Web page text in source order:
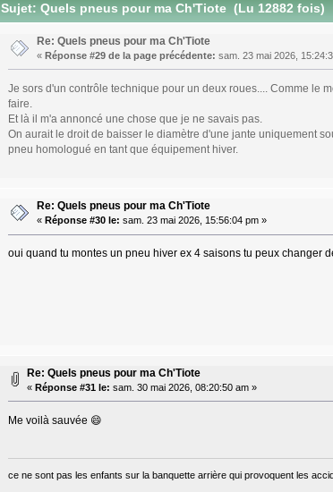
Sujet: Quels pneus pour ma Ch'Tiote (Lu 12882 fois)
Re: Quels pneus pour ma Ch'Tiote
« Réponse #29 de la page précédente: sam. 23 mai 2026,
Je sors d'un contrôle technique pour un deux roues.... Comme le
faire.
Et là il m'a annoncé une chose que je ne savais pas.
On aurait le droit de baisser le diamètre d'une jante uniquement
pneu homologué en tant que équipement hiver.
Re: Quels pneus pour ma Ch'Tiote
« Réponse #30 le: sam. 23 mai 2026, 15:56:04 pm »
oui quand tu montes un pneu hiver ex 4 saisons tu peux changer
Re: Quels pneus pour ma Ch'Tiote
« Réponse #31 le: sam. 30 mai 2026, 08:20:50 am »
Me voilà sauvée 😄
ce ne sont pas les enfants sur la banquette arrière qui provoquent les